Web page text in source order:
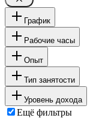
График
Рабочие часы
Опыт
Тип занятости
Уровень дохода
Ещё фильтры